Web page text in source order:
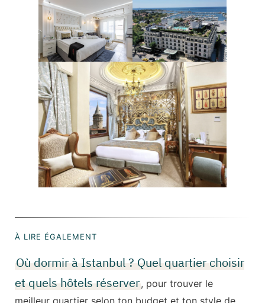
À LIRE ÉGALEMENT
Où dormir à Istanbul ? Quel quartier choisir
et quels hôtels réserver, pour trouver le
meilleur quartier selon ton budget et ton style de